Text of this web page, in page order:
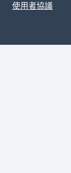
使用者協議